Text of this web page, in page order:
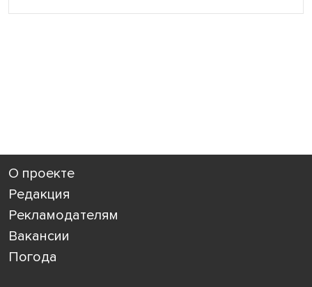
О проекте
Редакция
Рекламодателям
Вакансии
Погода